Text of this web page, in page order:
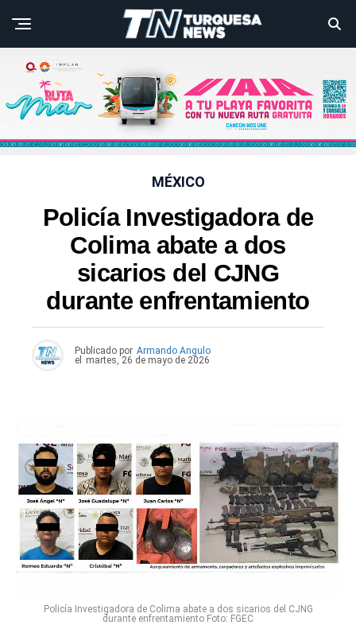
MÉXICO
Policía Investigadora de
Colima abate a dos
sicarios del CJNG
durante enfrentamiento
Publicado por Armando Angulo
el
martes, 26 de mayo de 2026
Policía Investigadora de Colima abate a dos sicarios del CJNG
durante enfrentamiento Foto: FGEC